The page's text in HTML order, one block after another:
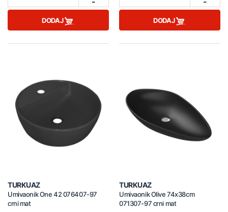
DODAJ DODAJ
TURKUAZ
Umivaonik One 42 076407-97
crni mat
TURKUAZ
Umivaonik Olive 74x38cm
071307-97 crni mat